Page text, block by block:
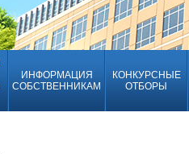
ИНФОРМАЦИЯ
СОБСТВЕННИКАМ
КОНКУРСНЫЕ
ОТБОРЫ